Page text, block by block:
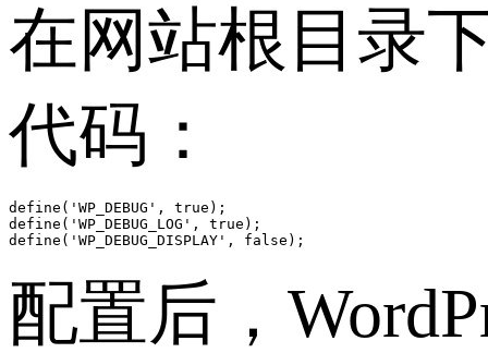
在网站根目录
代码：
define('WP_DEBUG', true);
define('WP_DEBUG_LOG', true);
配置后，